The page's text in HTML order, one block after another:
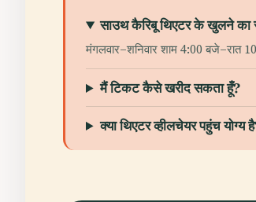
साउथ कैरिबू थिएटर के खुलने का
मंगलवार–शनिवार शाम 4:00 बजे–रात
मैं टिकट कैसे खरीद सकता हूँ?
क्या थिएटर व्हीलचेयर पहुंच योग्य